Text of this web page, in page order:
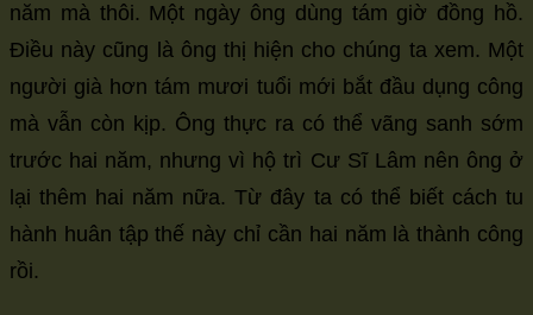
năm mà thôi. Một ngày ông dùng tám giờ đồng hồ.
Điều này cũng là ông thị hiện cho chúng ta xem. Một
người già hơn tám mươi tuổi mới bắt đầu dụng công
mà vẫn còn kịp. Ông thực ra có thể vãng sanh sớm
trước hai năm, nhưng vì hộ trì Cư Sĩ Lâm nên ông ở
lại thêm hai năm nữa. Từ đây ta có thể biết cách tu
hành huân tập thế này chỉ cần hai năm là thành công
rồi.